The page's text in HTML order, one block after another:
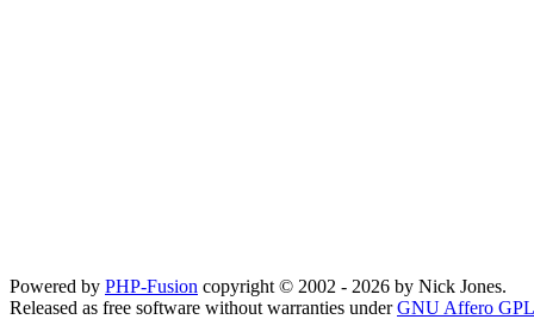
Powered by PHP-Fusion copyright © 2002 - 2026 by Nick Jones.
Released as free software without warranties underGNU Affero GPL